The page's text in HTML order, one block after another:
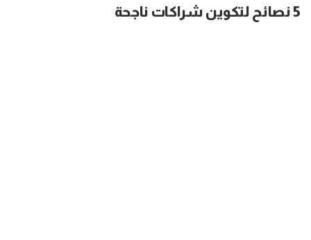
5 نصائح لتكوين شراكات ناجحة